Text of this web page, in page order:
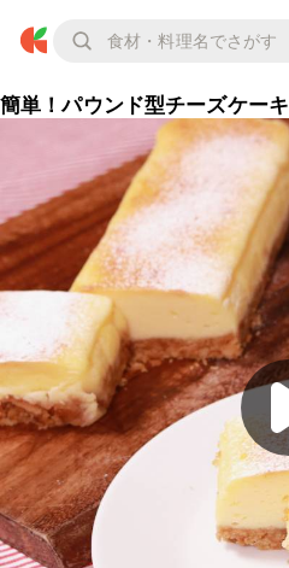
簡単！パウンド型チーズケーキ